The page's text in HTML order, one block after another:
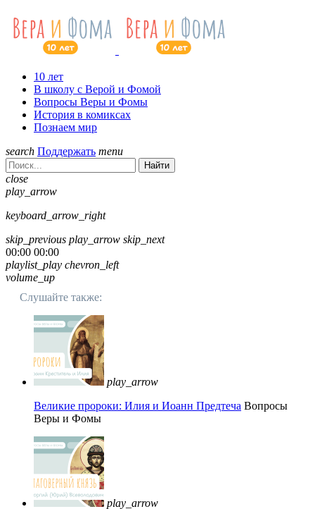
10 лет
В школу с Верой и Фомой
Вопросы Веры и Фомы
История в комиксах
Познаем мир
search Поддержать menu
Найти
close
play_arrow
keyboard_arrow_right
skip_previous play_arrow skip_next
00:00 00:00
playlist_play chevron_left
volume_up
Слушайте также:
play_arrow
Великие пророки: Илия и Иоанн Предтеча Вопросы
Веры и Фомы
play_arrow